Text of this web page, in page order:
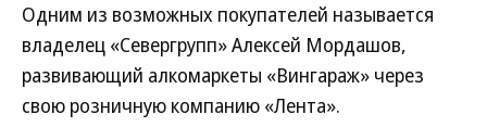
Одним из возможных покупателей называется
владелец «Севергрупп» Алексей Мордашов,
развивающий алкомаркеты «Вингараж» через
свою розничную компанию «Лента».